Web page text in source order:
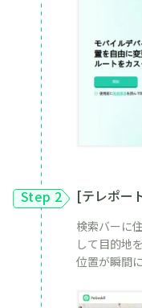
Step 2 [テレポー
検索バーに
して目的地
位置が瞬間